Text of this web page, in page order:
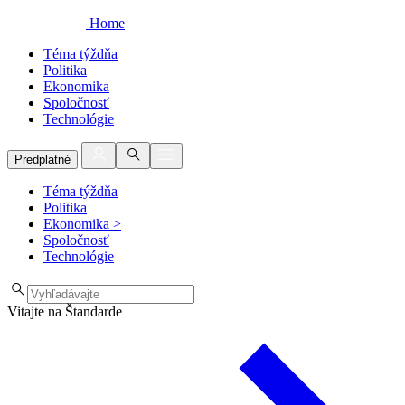
Home
Téma týždňa
Politika
Ekonomika
Spoločnosť
Technológie
Predplatné
Téma týždňa
Politika
Ekonomika >
Spoločnosť
Technológie
Vitajte na Štandarde